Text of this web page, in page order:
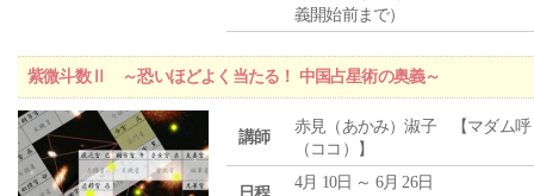
義開始前まで）
紫微斗数Ⅱ ～恐いほどよく当たる！ 中国占星術の奥義～
講師
赤見（あかみ）淑子 【マダム呼
（ココ）】
4月 10日 ～ 6月 26日